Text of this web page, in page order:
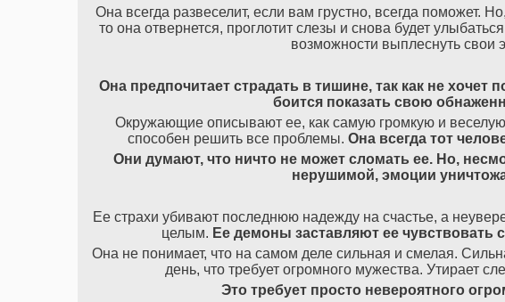
Она всегда развеселит, если вам грустно, всегда поможет.
то она отвернется, проглотит слезы и снова будет
возможности выплеснуть свои
Она предпочитает страдать в тишине, так как не хочет
боится показать свою
Окружающие описывают ее, как самую громкую и веселую
способен решить все проблемы. Она всегда тот
Они думают, что ничто не может сломать ее. Но,
нерушимой, эмоции
Ее страхи убивают последнюю надежду на счастье, а
целым. Ее демоны заставляют ее чувствовать
Она не понимает, что на самом деле сильная и смелая.
день, что требует огромного мужества. Утирает
Это требует просто невероятного